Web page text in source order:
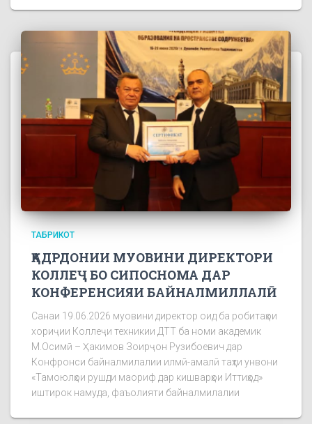
ТАБРИКОТ
ҚАДРДОНИИ МУОВИНИ ДИРЕКТОРИ
КОЛЛЕҶ БО СИПОСНОМА ДАР
КОНФЕРЕНСИЯИ БАЙНАЛМИЛЛАЛӢ
Санаи 19.06.2026 муовини директор оид ба робитаҳои
хориҷии Коллеҷи техникии ДТТ ба номи академик
М.Осимӣ – Ҳакимов Зоирҷон Рузибоевич дар
Конфронси байналмилалии илмӣ-амалӣ таҳти унвони
«Тамоюлҳои рушди маориф дар кишварҳои Иттиҳод»
иштирок намуда, фаъолияти байналмилалии